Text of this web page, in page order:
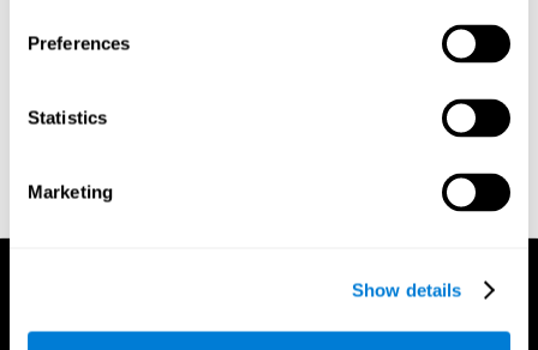
Preferences
Statistics
Marketing
Show details
یہ بہت دباؤ والا ہوگا؟
تخلیق ہے۔ آپ کے لیے بہترین دماغی فٹنس پروگرام جو آپ
کو ذاتی نوعیت کی تربیت فراہم کرے گا کہ یہ نہ تو بہت
ساتھ ساتھ آپ کی ضروریات کے مطابق ہوتا ہے۔